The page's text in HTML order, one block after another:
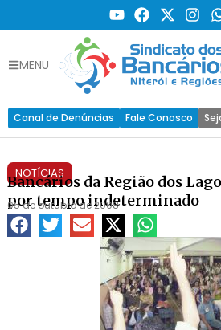
MENU
Canal de Denúncias Fale Conosco
NOTÍCIAS
Bancários da Região dos
por tempo indeterminado
05 de outubro de 2008